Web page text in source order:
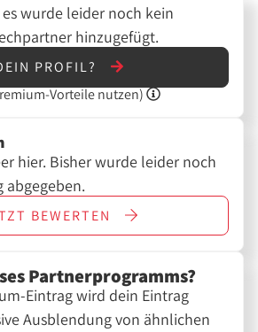
es wurde leider noch kein
hinzugefügt.
PROFIL?
Vorteile nutzen)
hier. Bisher wurde leider noch
abgegeben.
BEWERTEN
Partnerprogramms?
Eintrag wird dein Eintrag
Ausblendung von ähnlichen